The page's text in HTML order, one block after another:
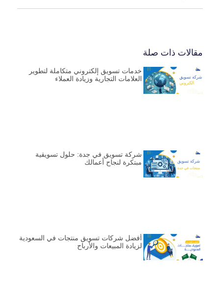
مقالات ذات صلة
خدمات تسويق إلكتروني متكاملة لتطوير
العلامات التجارية وزيادة العملاء
شركة تسويق في جدة: حلول تسويقية
مبتكرة لنجاح أعمالك
أفضل شركات تسويق منتجات في السعودية
لزيادة المبيعات والأرباح